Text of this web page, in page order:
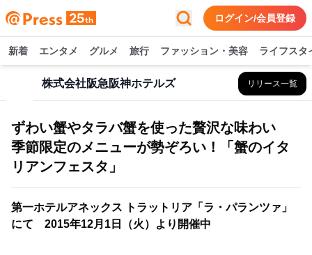
ログイン/会員登録
新着 エンタメ グルメ 旅行 ファッション・美容 ライフスタ
株式会社阪急阪神ホテルズ リリース一覧
ずわい蟹やタラバ蟹を使った贅沢な味わい
季節限定のメニューが勢ぞろい！「蟹のイタ
リアンフェスタ」
第一ホテルアネックス トラットリア「ラ・パランツァ」
にて 2015年12月1日（火）より開催中